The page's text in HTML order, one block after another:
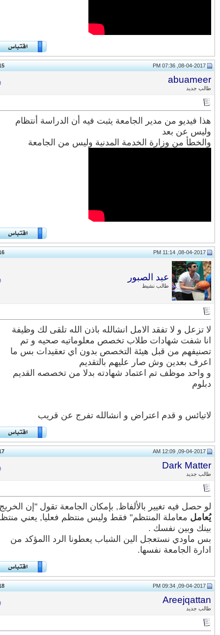
جديد
فيديو من مدير الجامعة يثبت فيه أن الدراسة أنتظام
عن بعد
من وزارة الخدمة المدنية وليس من الجامعة
عبد الصبور
طالب نشيط
و ﻻ تفقد اﻻمل انشالله باذن الله تلقى لك وظيفة
شفت شهادات طلاب تخصص معلوماتيه صحيه و تم
من قبل هيئة التخصص بدون اي تعقيدات بس ما
بعدين وش صار عليهم بالتقديم
موظف تم اعتماد شهادته بدلا من تخصصه القديم
و قدم اعتراض و انشالله تفرج عن قريب
Dark
جديد
حصل فيه تغيير بالألفاظ, بإمكان الجامعة تقول "إن الخريج
معاملة المنتظم" فقط وليس منتظم فعليا, يعني منتظم
وبين نفسك .
ماودي نستعجل الين الشباب يعطونا الرد االمؤكد من
الجامعة نفسها.
جديد